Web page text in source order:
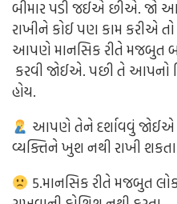
બીમાર પડી જઈએ છીએ. જો
રાખીને કોઈ પણ કામ કરીએ
આપણે માનસિક રીતે મજબુત
કરવી જોઈએ. પછી તે આપનો
હોય.
આપણે તેને દર્શાવવું
વ્યક્તિને ખુશ નથી રાખી
5.માનસિક રીતે મજબુત